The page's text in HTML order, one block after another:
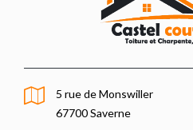
5 rue de Monswiller
67700 Saverne